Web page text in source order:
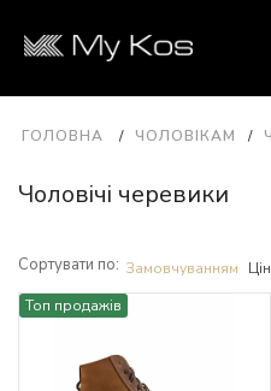
ГОЛОВНА ЧОЛОВІКАМ
Чоловічі черевики
Сортувати по: Замовчуванням
Топ продажів